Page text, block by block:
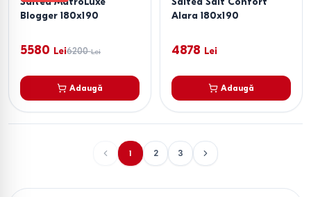
Blogger 180x190
5580 Lei6200 Lei
Adaugă
Alara 180x190
4878 Lei
Adaugă
1 2 3